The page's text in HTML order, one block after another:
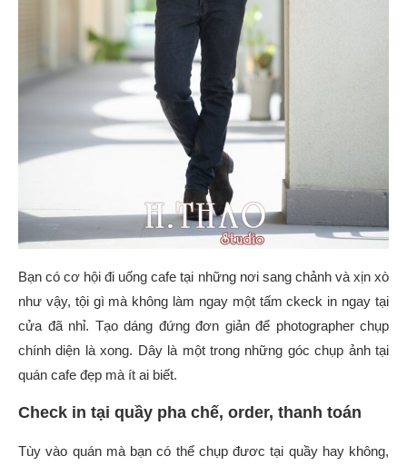
Bạn có cơ hội đi uống cafe tại những nơi sang chảnh và xịn xò
như vậy, tội gì mà không làm ngay một tấm ckeck in ngay tại
cửa đã nhỉ. Tạo dáng đứng đơn giản để photographer chụp
chính diện là xong. Dây là một trong những góc chụp ảnh tại
quán cafe đẹp mà ít ai biết.
Check in tại quầy pha chế, order, thanh toán
Tùy vào quán mà bạn có thể chụp đươc tại quầy hay không,